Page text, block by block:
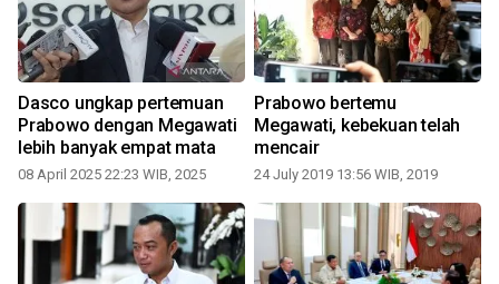
Dasco ungkap pertemuan
Prabowo dengan Megawati
lebih banyak empat mata
08 April 2025 22:23 WIB, 2025
Prabowo bertemu
Megawati, kebekuan telah
mencair
24 July 2019 13:56 WIB, 2019